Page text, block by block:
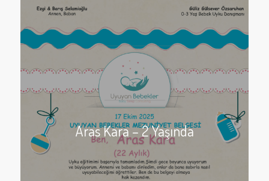
Aras Kara – 2 Yaşında